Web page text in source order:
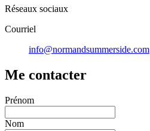
Réseaux sociaux
Courriel
info@normandsummerside.com
Me contacter
Prénom
Nom